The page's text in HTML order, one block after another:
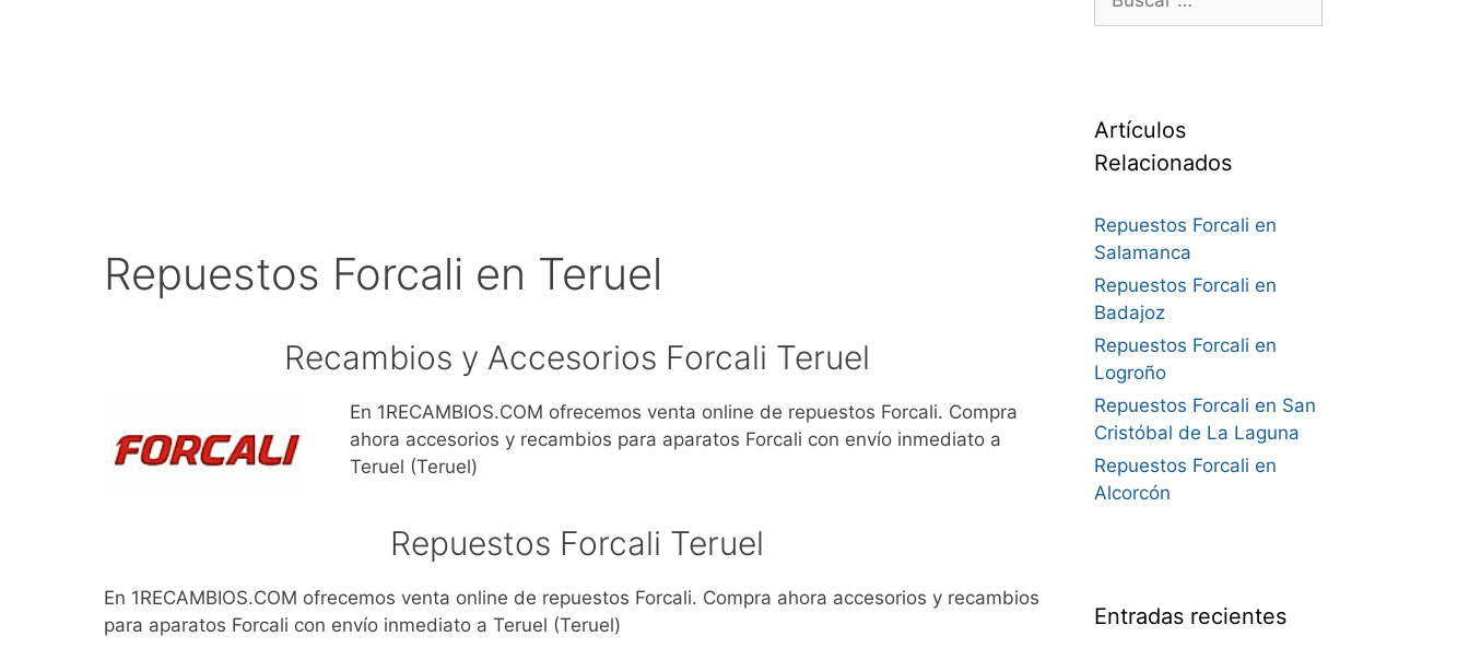
Repuestos Forcali en Teruel
Recambios y Accesorios Forcali Teruel
En 1RECAMBIOS.COM ofrecemos venta online de repuestos Forcali. Compra
ahora accesorios y recambios para aparatos Forcali con envío inmediato a
Teruel (Teruel)
Repuestos Forcali Teruel
En 1RECAMBIOS.COM ofrecemos venta online de repuestos Forcali. Compra ahora accesorios y recambios
para aparatos Forcali con envío inmediato a Teruel (Teruel)
Artículos
Relacionados
Repuestos Forcali en
Salamanca
Repuestos Forcali en
Badajoz
Repuestos Forcali en
Logroño
Repuestos Forcali en San
Cristóbal de La Laguna
Repuestos Forcali en
Alcorcón
Entradas recientes